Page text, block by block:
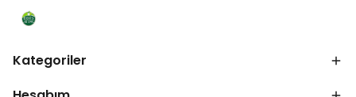
Kategoriler